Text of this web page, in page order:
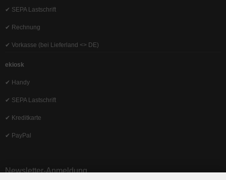
✔ SEPA Lastschrift
✔ Rechnung
✔ Vorkasse (bei Lieferland <> DE)
ekiosk
✔ Handy
✔ SEPA Lastschrift
✔ Kreditkarte
✔ PayPal
Newsletter-Anmeldung